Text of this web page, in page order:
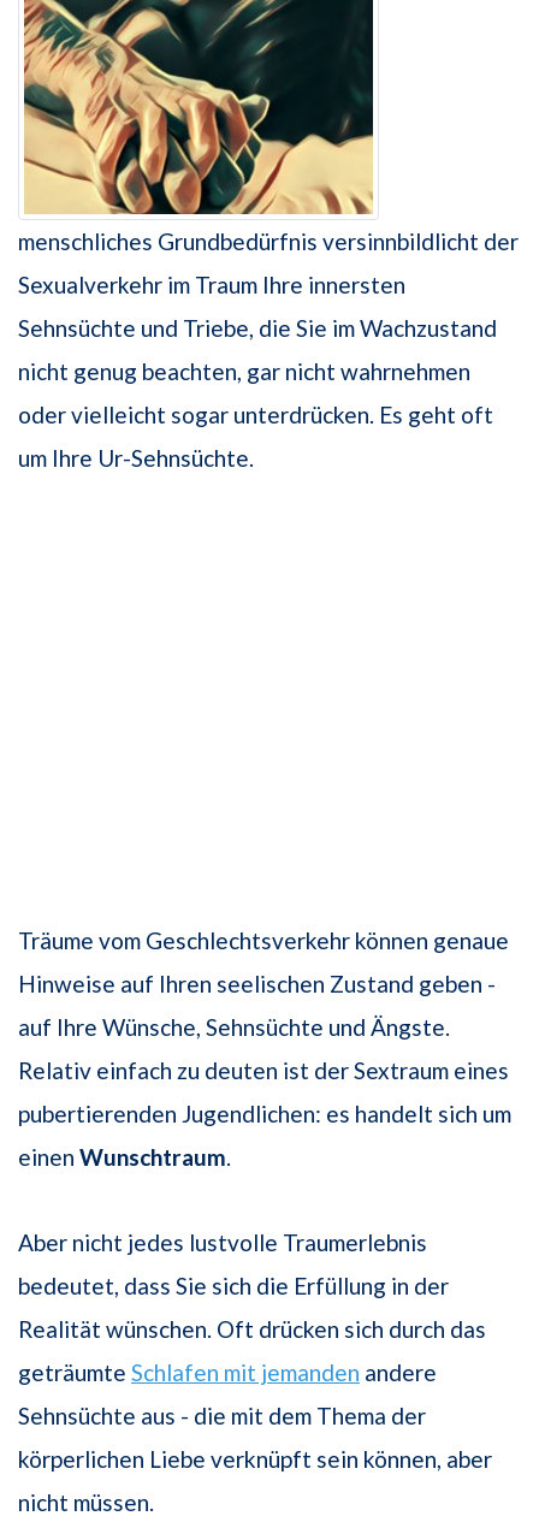
menschliches Grundbedürfnis versinnbildlicht der
Sexualverkehr im Traum Ihre innersten
Sehnsüchte und Triebe, die Sie im Wachzustand
nicht genug beachten, gar nicht wahrnehmen
oder vielleicht sogar unterdrücken. Es geht oft
um Ihre Ur-Sehnsüchte.
Träume vom Geschlechtsverkehr können genaue
Hinweise auf Ihren seelischen Zustand geben -
auf Ihre Wünsche, Sehnsüchte und Ängste.
Relativ einfach zu deuten ist der Sextraum eines
pubertierenden Jugendlichen: es handelt sich um
einen Wunschtraum
Aber nicht jedes lustvolle Traumerlebnis
bedeutet, dass Sie sich die Erfüllung in der
Realität wünschen. Oft drücken sich durch das
geträumte Schlafen mit jemanden andere
Sehnsüchte aus - die mit dem Thema der
körperlichen Liebe verknüpft sein können, aber
nicht müssen.